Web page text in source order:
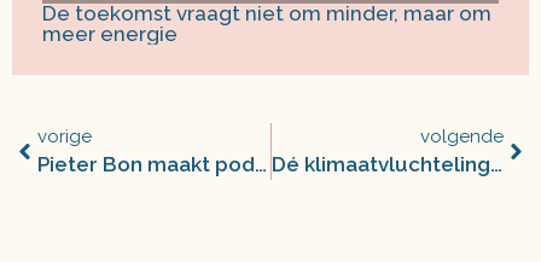
De toekomst vraagt niet om minder, maar om
meer energie
vorige
Pieter Bon maakt podcast ‘Kloosterleven’ over Abdijsessie
volgende
Dé klimaatvluchteling bestaat niet